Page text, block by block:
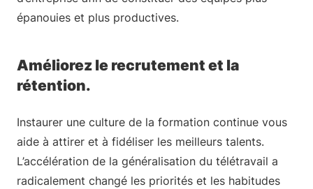
épanouies et plus productives.
Améliorez le recrutement et la
rétention.
Instaurer une culture de la formation continue vous
aide à attirer et à fidéliser les meilleurs talents.
L’accélération de la généralisation du télétravail a
radicalement changé les priorités et les habitudes